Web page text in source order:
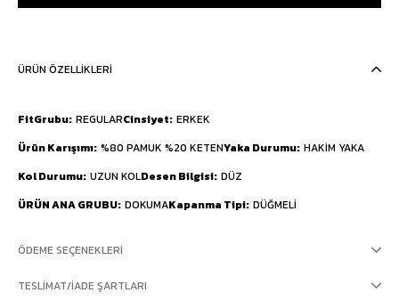
ÜRÜN ÖZELLIKLERI
FitGrubu REGULARCinsiyet ERKEK
Ürün Karışımı %80 PAMUK %20 KETENYaka Durumu HAKİM YAKA
Kol Durumu UZUN KOLDesen Bilgisi DÜZ
ÜRÜN ANA GRUBU DOKUMAKapanma Tipi DÜĞMELİ
ÖDEME SEÇENEKLERI
TESLIMAT/İADE ŞARTLARI